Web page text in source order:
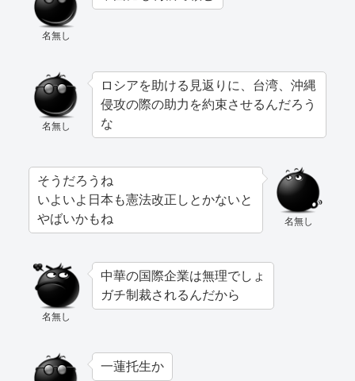
名無し
名無し
ロシアを助ける見返りに、台湾、沖縄
侵攻の際の助力を約束させるんだろう
な
名無し
そうだろうね
いよいよ日本も憲法改正しとかないと
やばいかもね
名無し
中華の国際企業は無理でしょ
ガチ制裁されるんだから
一蓮托生か